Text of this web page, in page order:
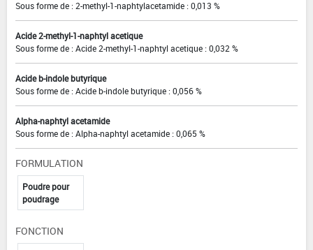
Sous forme de : 2-methyl-1-naphtylacetamide : 0,013 %
Acide 2-methyl-1-naphtyl acetique
Sous forme de : Acide 2-methyl-1-naphtyl acetique : 0,032 %
Acide b-indole butyrique
Sous forme de : Acide b-indole butyrique : 0,056 %
Alpha-naphtyl acetamide
Sous forme de : Alpha-naphtyl acetamide : 0,065 %
FORMULATION
Poudre pour
poudrage
FONCTION